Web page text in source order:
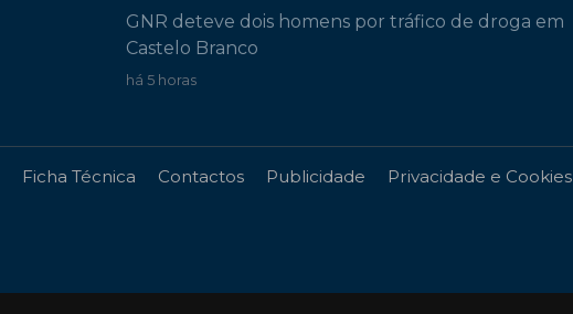
GNR deteve dois homens por tráfico de droga em
Castelo Branco
há 5 horas
Ficha Técnica Contactos Publicidade Privacidade e Cookies